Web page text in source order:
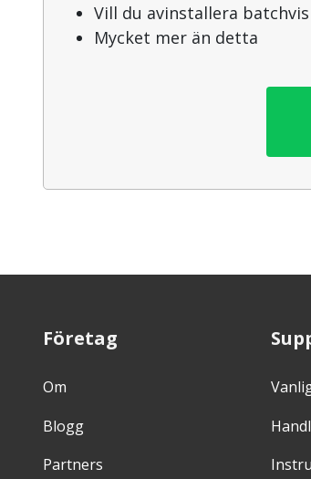
Vill du avinstallera batchvis
Mycket mer än detta
Företag
Om
Blogg
Partners